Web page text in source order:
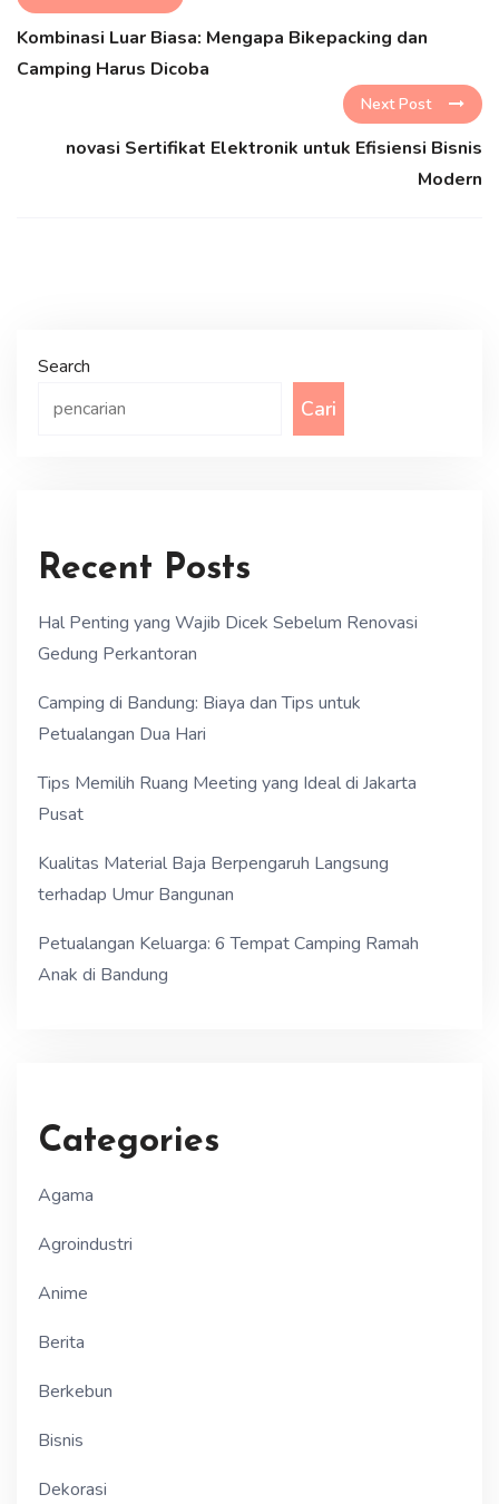
Kombinasi Luar Biasa: Mengapa Bikepacking dan
Camping Harus Dicoba
Next Post
novasi Sertifikat Elektronik untuk Efisiensi Bisnis
Modern
Search
Cari
Recent Posts
Hal Penting yang Wajib Dicek Sebelum Renovasi
Gedung Perkantoran
Camping di Bandung: Biaya dan Tips untuk
Petualangan Dua Hari
Tips Memilih Ruang Meeting yang Ideal di Jakarta
Pusat
Kualitas Material Baja Berpengaruh Langsung
terhadap Umur Bangunan
Petualangan Keluarga: 6 Tempat Camping Ramah
Anak di Bandung
Categories
Agama
Agroindustri
Anime
Berita
Berkebun
Bisnis
Dekorasi